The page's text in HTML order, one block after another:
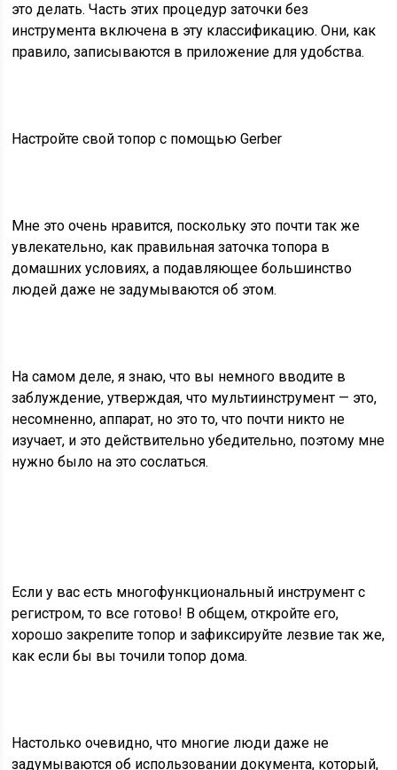
это делать. Часть этих процедур заточки без
инструмента включена в эту классификацию. Они, как
правило, записываются в приложение для удобства.
Настройте свой топор с помощью Gerber
Мне это очень нравится, поскольку это почти так же
увлекательно, как правильная заточка топора в
домашних условиях, а подавляющее большинство
людей даже не задумываются об этом.
На самом деле, я знаю, что вы немного вводите в
заблуждение, утверждая, что мультиинструмент — это,
несомненно, аппарат, но это то, что почти никто не
изучает, и это действительно убедительно, поэтому мне
нужно было на это сослаться.
Если у вас есть многофункциональный инструмент с
регистром, то все готово! В общем, откройте его,
хорошо закрепите топор и зафиксируйте лезвие так же,
как если бы вы точили топор дома.
Настолько очевидно, что многие люди даже не
задумываются об использовании документа, который,